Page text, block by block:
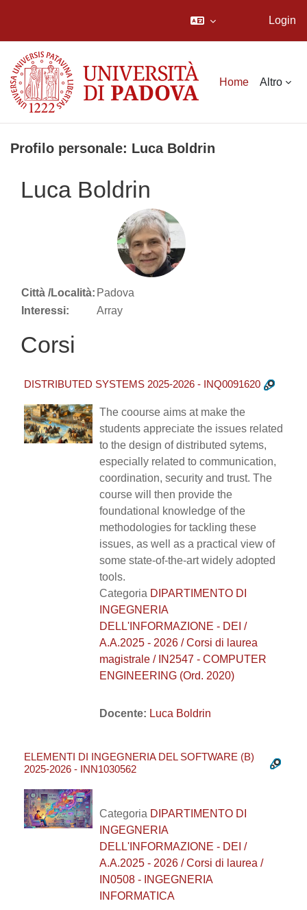
Login
Home Altro
Profilo personale: Luca Boldrin
Luca Boldrin
Città /Località: Padova
Interessi:
Array
Corsi
DISTRIBUTED SYSTEMS 2025-2026 - INQ0091620
The coourse aims at make the
students appreciate the issues related
to the design of distributed sytems,
especially related to communication,
coordination, security and trust. The
course will then provide the
foundational knowledge of the
methodologies for tackling these
issues, as well as a practical view of
some state-of-the-art widely adopted
tools.
Categoria DIPARTIMENTO DI
INGEGNERIA
DELL'INFORMAZIONE - DEI /
A.A.2025 - 2026 / Corsi di laurea
magistrale / IN2547 - COMPUTER
ENGINEERING (Ord. 2020)
Docente: Luca Boldrin
ELEMENTI DI INGEGNERIA DEL SOFTWARE (B)
2025-2026 - INN1030562
Categoria DIPARTIMENTO DI
INGEGNERIA
DELL'INFORMAZIONE - DEI /
A.A.2025 - 2026 / Corsi di laurea /
IN0508 - INGEGNERIA
INFORMATICA